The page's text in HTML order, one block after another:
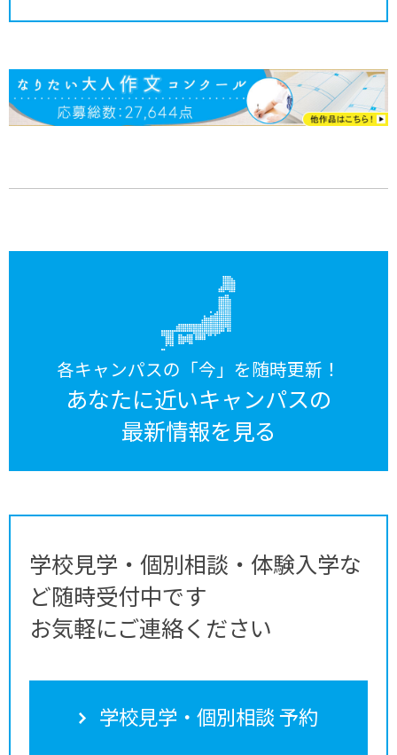
各キャンパスの「今」を随時更新！
あなたに近いキャンパスの
最新情報を見る
学校見学・個別相談・体験入学な
ど随時受付中です
お気軽にご連絡ください
学校見学・個別相談 予約